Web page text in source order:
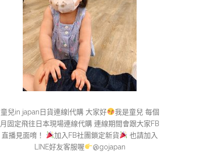
童兒in japan日貨連線|代購 大家好
我是童兒 每個
月固定飛往日本現場連線代購 連線期間會跟大家FB
直播見面唷！
加入FB社團鎖定新貨
也請加入
LINE好友客服喔
@gojapan